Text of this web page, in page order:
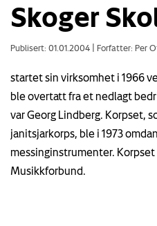
Skoger
Publisert: 01.01.2004 Forfatter: Per
startet sin virksomhet i 1966
ble overtatt fra et nedlagt
var Georg Lindberg. Korpset,
janitsjarkorps, ble i 1973
messinginstrumenter.
Musikkforbund.